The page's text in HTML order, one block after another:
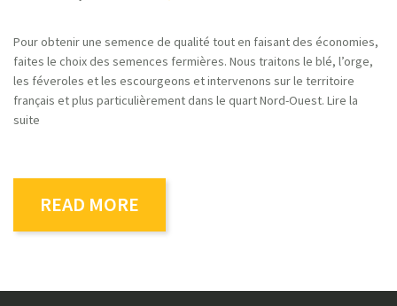
Pour obtenir une semence de qualité tout en faisant des économies,
faites le choix des semences fermières. Nous traitons le blé, l’orge,
les féveroles et les escourgeons et intervenons sur le territoire
français et plus particulièrement dans le quart Nord-Ouest. Lire la
suite
READ MORE